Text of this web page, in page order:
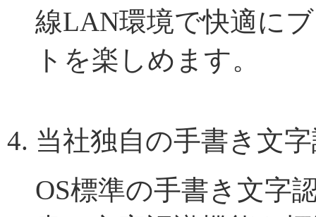
線LAN環境で快適に
トを楽しめます。
当社独自の手書き文
OS標準の手書き文字